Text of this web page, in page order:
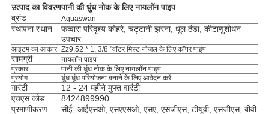
उत्पाद का विवरणपानी की धुंध नोक के लिए नायलॉन पाइप
ब्रांड
Aquaswan
स्थापना स्थान
फव्वारा परिदृश्य कोहरे, चट्टानी झरना, धूल ठंडा, कीटाणुशोधन
उपचार
आइटम का आकार Zz9.52 * 1, 3/8 "वॉटर मिस्ट नोजल के लिए कॉपर पाइप
सामग्री
नायलॉन पाइप
प्रकार
पानी की धुंध नोक के लिए नायलॉन पाइप
प्रयोग
धुंध धुंध परियोजना बनाने के लिए आवेदन करें
गारंटी
12 - 24 महीने मुफ्त वारंटी
एचएस कोड
8424899990
प्रमाणीकरण
सीई, आईएसओ, एसएएसओ, एसए, एसजीएस, टीयूवी, एसजीएस, बीवी